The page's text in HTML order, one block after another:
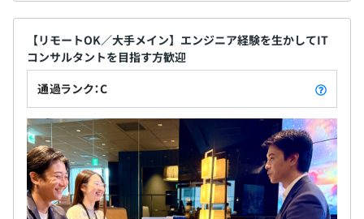
【リモートOK／大手メイン】エンジニア経験を生かしてIT
コンサルタントを目指す方歓迎
通過ランク：C